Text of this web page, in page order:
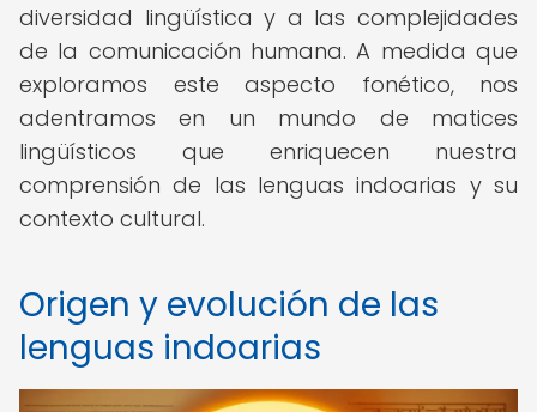
diversidad lingüística y a las complejidades
de la comunicación humana. A medida que
exploramos este aspecto fonético, nos
adentramos en un mundo de matices
lingüísticos que enriquecen nuestra
comprensión de las lenguas indoarias y su
contexto cultural.
Origen y evolución de las
lenguas indoarias